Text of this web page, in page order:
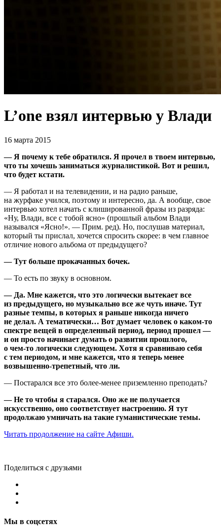
L’one взял интервью у Влади
16 марта 2015
— Я почему к тебе обратился. Я прочел в твоем интервью,
что ты хочешь заниматься журналистикой. Вот и решил,
что будет кстати.
— Я работал и на телевидении, и на радио раньше,
на журфаке учился, поэтому и интересно, да. А вообще, свое
интервью хотел начать с клишированной фразы из разряда:
«Ну, Влади, все с тобой ясно» (прошлый альбом Влади
назывался «Ясно!». — Прим. ред). Но, послушав материал,
который ты прислал, хочется спросить скорее: в чем главное
отличие нового альбома от предыдущего?
— Тут больше прокачанных бочек.
— То есть по звуку в основном.
— Да. Мне кажется, что это логически вытекает все
из предыдущего, но музыкально все же чуть иначе. Тут
разные темпы, в которых я раньше никогда ничего
не делал. А тематически… Вот думает человек о каком‑то
спектре вещей в определенный период, период прошел —
и он просто начинает думать о развитии прошлого,
о чем‑то логически следующем. Хотя я сравниваю себя
с тем периодом, и мне кажется, что я теперь менее
возвышенно‑трепетный, что ли.
— Постарался все это более‑менее приземленно преподать?
— Не то чтобы я старался. Оно же не получается
искусственно, оно соответствует настроению. Я тут
продолжаю умничать на такие гуманистические темы.
Читать продолжение на сайте Афиши.
Поделиться с друзьями
Мы в соцсетях